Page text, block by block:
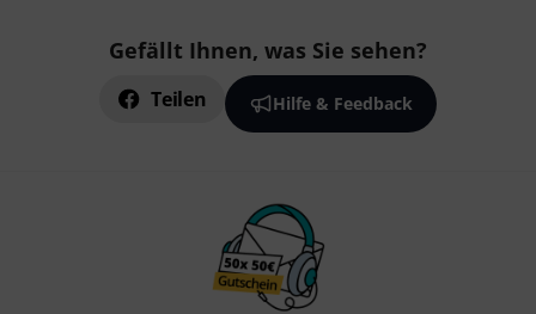
Gefällt Ihnen, was Sie sehen?
Teilen Hilfe & Feedback